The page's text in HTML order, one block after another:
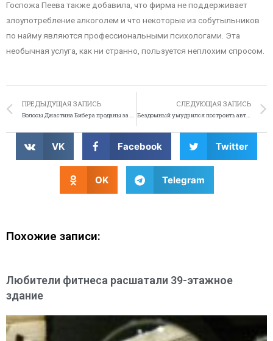
Госпожа Пеева также добавила, что фирма не поддерживает
злоупотребление алкоголем и что некоторые из собутыльников
по найму являются профессиональными психологами. Эта
необычная услуга, как ни странно, пользуется неплохим спросом.
ПРЕДЫДУЩАЯ ЗАПИСЬ
Волосы Джастина Бибера проданы за 40 тысяч долларов
СЛЕДУЮЩАЯ ЗАПИСЬ
Бездомный умудрился построить автомобиль из автохлама
VK Facebook Twitter
OK Telegram
Похожие записи:
Любители фитнеса расшатали 39-этажное
здание